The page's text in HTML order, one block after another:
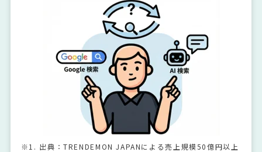
※1. 出典：TRENDEMON JAPANによる売上規模50億円以上